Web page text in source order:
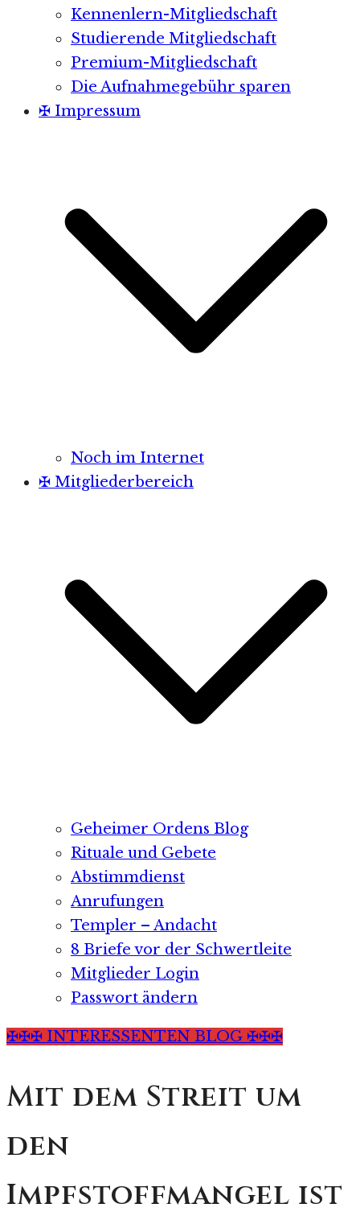
Kennenlern-Mitgliedschaft
Studierende Mitgliedschaft
Premium-Mitgliedschaft
Die Aufnahmegebühr sparen
✠ Impressum
Noch im Internet
✠ Mitgliederbereich
Geheimer Ordens Blog
Rituale und Gebete
Abstimmdienst
Anrufungen
Templer – Andacht
8 Briefe vor der Schwertleite
Mitglieder Login
Passwort ändern
✠✠✠ INTERESSENTEN BLOG ✠✠✠
Mit dem Streit um
den
Impfstoffmangel ist